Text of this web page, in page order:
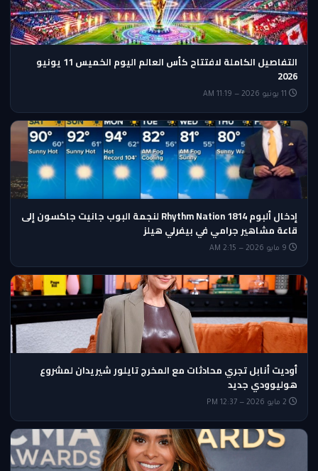
التفاصيل الكاملة لافتتاح كأس العالم اليوم الخميس 11 يونيو
2026
إدخال ألبوم Rhythm Nation 1814 لنجمة البوب جانيت جاكسون إلى
قاعة مشاهير جرامي في بيفرلي هيلز
أوديت أنابل تجري محادثات مع المخرج تايلور شيريدان لمشروع
هوليوودي جديد